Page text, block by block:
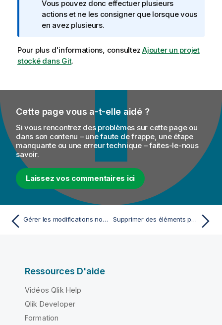
e
I
n
o
r
t
o
s
Vous pouvez donc effectuer plusieurs
actions et ne les consigner que lorsque vous
en avez plusieurs.
Pour plus d'informations, consultez Ajouter un projet
stocké dans Git.
Cette page vous a-t-elle aidé ?
Si vous rencontrez des problèmes sur cette page ou
dans son contenu – une faute de frappe, une étape
manquante ou une erreur technique – faites-le-nous
savoir.
Laissez vos commentaires ici
Gérer les modifications non commitées sur Git Supprimer des éléments partagés
Ressources D'aide
Vidéos Qlik Help
Qlik Developer
Formation